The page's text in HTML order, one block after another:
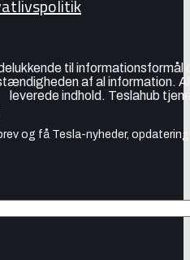
til
af al information.
leverede indhold. Teslahub
og få Tesla-nyheder,